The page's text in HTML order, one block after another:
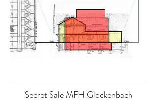
Secret Sale MFH Glockenbach